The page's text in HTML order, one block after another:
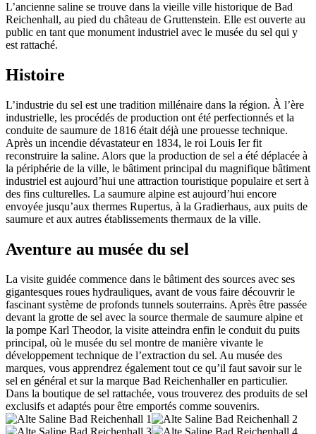
L’ancienne saline se trouve dans la vieille ville historique de Bad
Reichenhall, au pied du château de Gruttenstein. Elle est ouverte au
public en tant que monument industriel avec le musée du sel qui y
est rattaché.
Histoire
L’industrie du sel est une tradition millénaire dans la région. À l’ère
industrielle, les procédés de production ont été perfectionnés et la
conduite de saumure de 1816 était déjà une prouesse technique.
Après un incendie dévastateur en 1834, le roi Louis Ier fit
reconstruire la saline. Alors que la production de sel a été déplacée à
la périphérie de la ville, le bâtiment principal du magnifique bâtiment
industriel est aujourd’hui une attraction touristique populaire et sert à
des fins culturelles. La saumure alpine est aujourd’hui encore
envoyée jusqu’aux thermes Rupertus, à la Gradierhaus, aux puits de
saumure et aux autres établissements thermaux de la ville.
Aventure au musée du sel
La visite guidée commence dans le bâtiment des sources avec ses
gigantesques roues hydrauliques, avant de vous faire découvrir le
fascinant système de profonds tunnels souterrains. Après être passée
devant la grotte de sel avec la source thermale de saumure alpine et
la pompe Karl Theodor, la visite atteindra enfin le conduit du puits
principal, où le musée du sel montre de manière vivante le
développement technique de l’extraction du sel. Au musée des
marques, vous apprendrez également tout ce qu’il faut savoir sur le
sel en général et sur la marque Bad Reichenhaller en particulier.
Dans la boutique de sel rattachée, vous trouverez des produits de sel
exclusifs et adaptés pour être emportés comme souvenirs.